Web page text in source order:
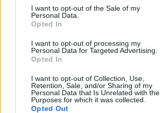
consent section.
I want to opt-out of the Sale of my
Personal Data.
Opted In
I want to opt-out of processing my
Personal Data for Targeted Advertising.
Opted In
I want to opt-out of Collection, Use,
Retention, Sale, and/or Sharing of my
Personal Data that Is Unrelated with the
Purposes for which it was collected.
Opted Out